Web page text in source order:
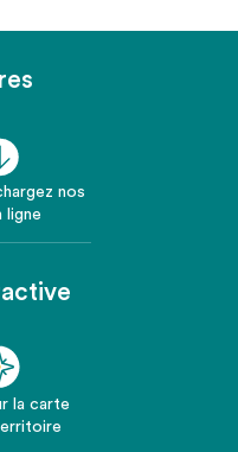
nos
ligne
la carte